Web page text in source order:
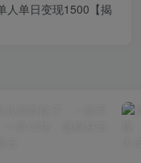
人单日变现1500【揭